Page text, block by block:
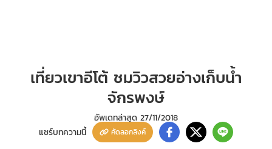
เที่ยวเขาอีโต้ ชมวิวสวยอ่างเก็บน้ำ
จักรพงษ์
อัพเดทล่าสุด 27/11/2018
แชร์บทความนี้
คัดลอกลิงค์